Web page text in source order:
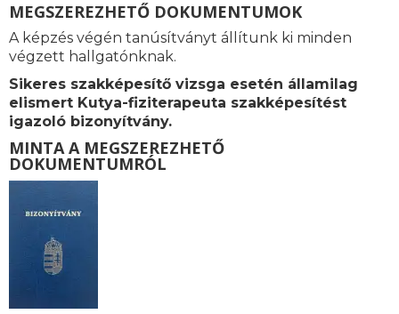
MEGSZEREZHETŐ DOKUMENTUMOK
A képzés végén tanúsítványt állítunk ki minden
végzett hallgatónknak.
Sikeres szakképesítő vizsga esetén államilag
elismert Kutya-fiziterapeuta szakképesítést
igazoló bizonyítvány.
MINTA A MEGSZEREZHETŐ
DOKUMENTUMRÓL